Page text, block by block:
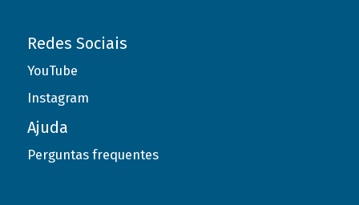
Redes Sociais
YouTube
Instagram
Ajuda
Perguntas frequentes